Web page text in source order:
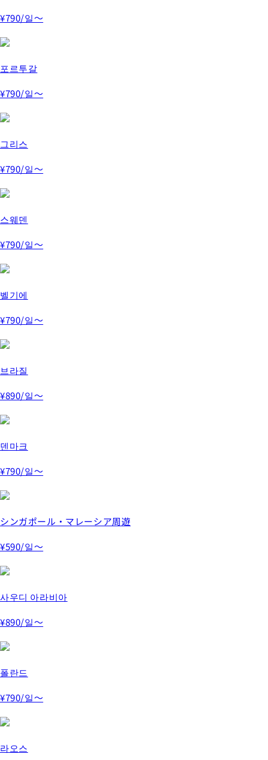
¥790/일～
포르투갈
¥790/일～
그리스
¥790/일～
스웨덴
¥790/일～
벨기에
¥790/일～
브라질
¥890/일～
덴마크
¥790/일～
シンガポール・マレーシア周遊
¥590/일～
사우디 아라비아
¥890/일～
폴란드
¥790/일～
라오스